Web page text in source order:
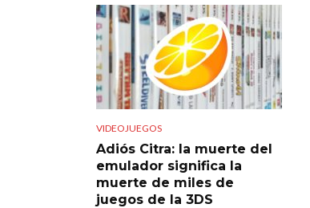
VIDEOJUEGOS
Adiós Citra: la muerte del
emulador significa la
muerte de miles de
juegos de la 3DS